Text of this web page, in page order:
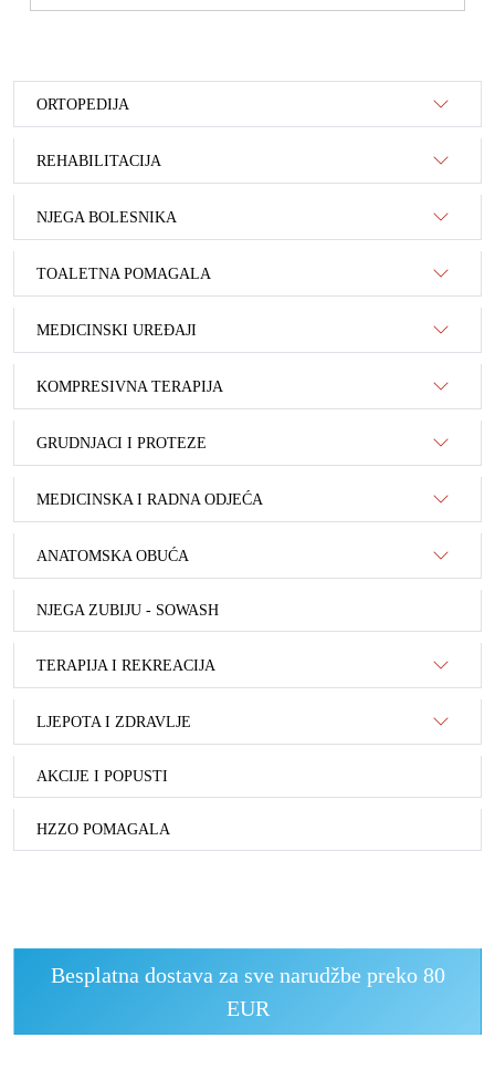
ORTOPEDIJA
REHABILITACIJA
NJEGA BOLESNIKA
TOALETNA POMAGALA
MEDICINSKI UREĐAJI
KOMPRESIVNA TERAPIJA
GRUDNJACI I PROTEZE
MEDICINSKA I RADNA ODJEĆA
ANATOMSKA OBUĆA
NJEGA ZUBIJU - SOWASH
TERAPIJA I REKREACIJA
LJEPOTA I ZDRAVLJE
AKCIJE I POPUSTI
HZZO POMAGALA
Besplatna dostava za sve narudžbe preko 80
EUR